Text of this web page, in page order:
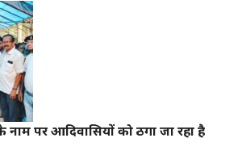
नाम पर आदिवासियों को ठगा जा रहा है